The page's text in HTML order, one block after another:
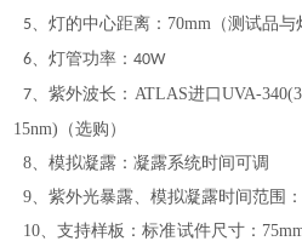
5、灯的中心距离 ： 70mm（测试品与
6、灯管功率：40W
7、紫外波长： ATLAS进口UVA-
15nm)（选购）
8、模拟凝露：凝露系统时间可调
9、紫外光暴露、模拟凝露时间范围
10、支持样板：标准试件尺寸：